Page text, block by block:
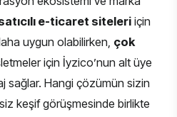
e-ticaret siteleri için
uygun olabilirken, çok
için İyzico’nun alt üye
sağlar. Hangi çözümün sizin
keşif görüşmesinde birlikte